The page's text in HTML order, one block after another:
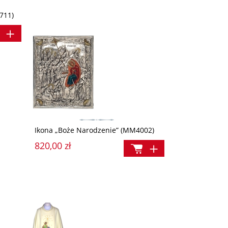
30,00 zł
Cena regularna:
39,90 zł
Najniższa cena:34,90 zł
Ikona „Boże Narodzenie” (MM4002)
820,00 zł